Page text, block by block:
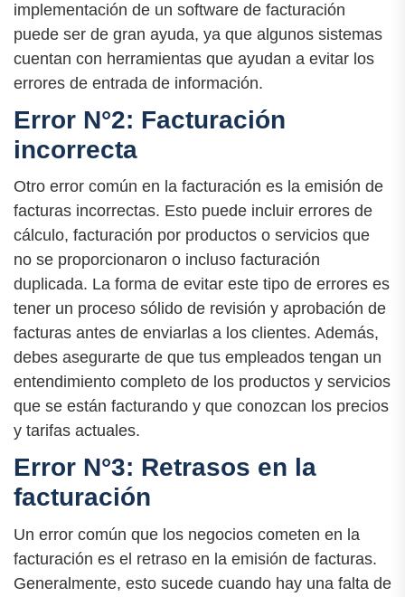
implementación de un software de facturación
puede ser de gran ayuda, ya que algunos sistemas
cuentan con herramientas que ayudan a evitar los
errores de entrada de información.
Error N°2: Facturación
incorrecta
Otro error común en la facturación es la emisión de
facturas incorrectas. Esto puede incluir errores de
cálculo, facturación por productos o servicios que
no se proporcionaron o incluso facturación
duplicada. La forma de evitar este tipo de errores es
tener un proceso sólido de revisión y aprobación de
facturas antes de enviarlas a los clientes. Además,
debes asegurarte de que tus empleados tengan un
entendimiento completo de los productos y servicios
que se están facturando y que conozcan los precios
y tarifas actuales.
Error N°3: Retrasos en la
facturación
Un error común que los negocios cometen en la
facturación es el retraso en la emisión de facturas.
Generalmente, esto sucede cuando hay una falta de